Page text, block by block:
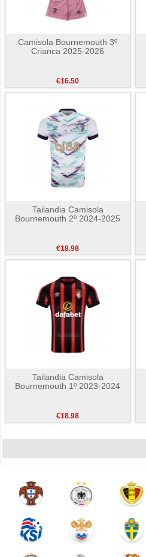
Camisola Bournemouth 3º
Crianca 2025-2026
€16.50
Tailandia Camisola
Bournemouth 2º 2024-2025
€18.98
Tailandia Camisola
Bournemouth 1º 2023-2024
€18.98